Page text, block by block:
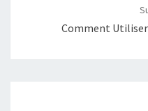
Comment Utiliser